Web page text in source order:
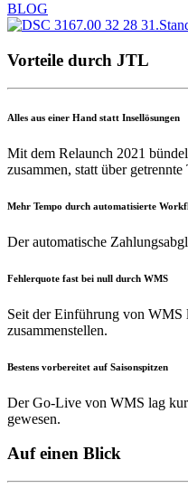
BLOG
Vorteile durch JTL
Alles aus einer Hand statt Insellösungen
Mit dem Relaunch 2021
zusammen, statt über
Mehr Tempo durch automatisierte
Der automatische
Fehlerquote fast bei null durch WMS
Seit der Einführung von WMS
zusammenstellen.
Bestens vorbereitet auf Saisonspitzen
Der Go-Live von WMS lag
gewesen.
Auf einen Blick